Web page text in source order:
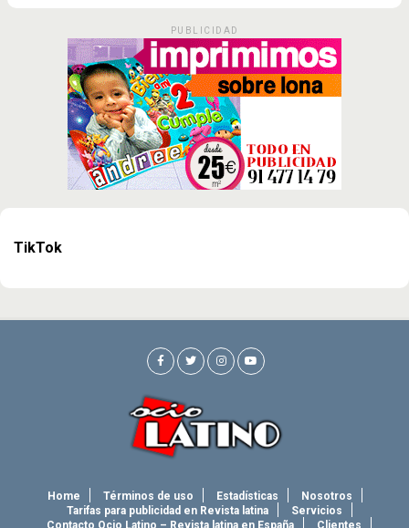
PUBLICIDAD
TikTok
Home Términos de uso Estadísticas
Nosotros
Tarifas para publicidad en Revista latina
Servicios